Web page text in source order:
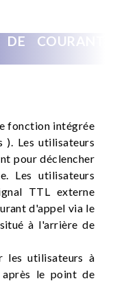
COURANT
fonction intégrée
). Les utilisateurs
pour déclencher
Les utilisateurs
TTL externe
d'appel via le
à l'arrière de
les utilisateurs à
le point de